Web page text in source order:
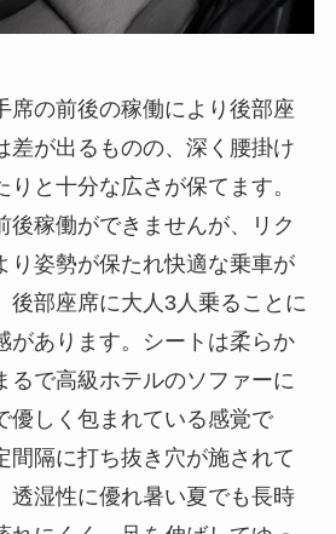
席の前後の稼働により後部座
差が出るものの、深く腰掛け
りと十分な広さが保てます。
後稼働ができませんが、リク
り姿勢が保たれ快適な乗車が
後部座席に大人3人乗ることに
があります。シートは柔らか
るで高級ホテルのソファーに
優しく包まれている感覚で
間隔に打ち抜き穴が施されて
透湿性に優れ暑い夏でも長時